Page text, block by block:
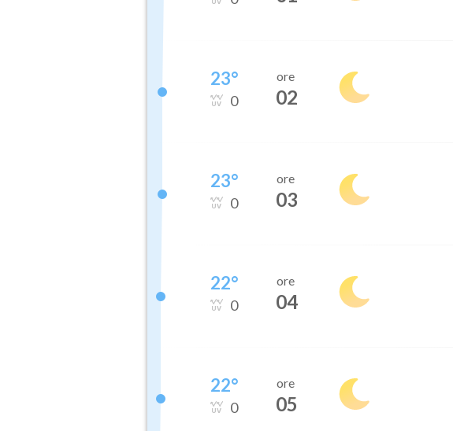
23°
0
ore
02
23°
0
ore
03
22°
0
ore
04
22°
0
ore
05